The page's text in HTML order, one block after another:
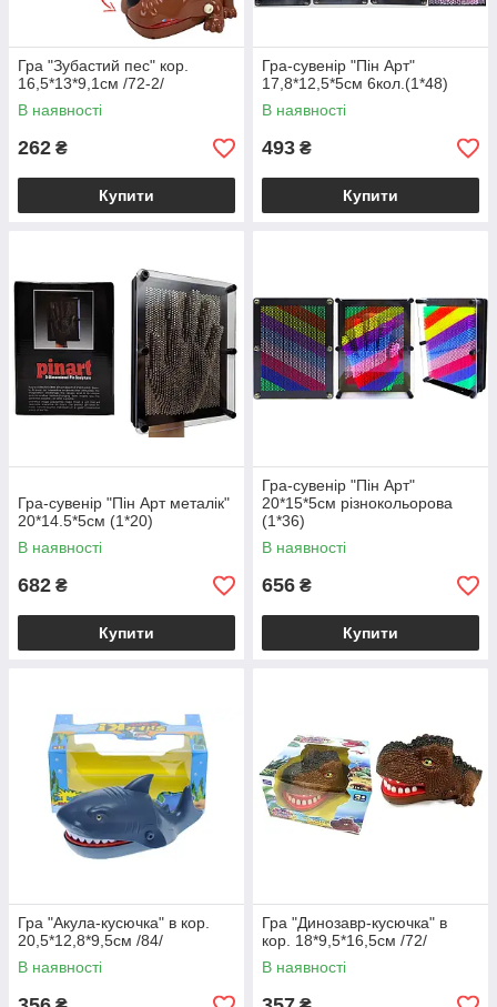
Гра "Зубастий пес" кор.
16,5*13*9,1см /72-2/
В наявності
262 ₴
Купити
Гра-сувенір "Пін Арт"
17,8*12,5*5см 6кол.(1*48)
В наявності
493 ₴
Купити
Гра-сувенір "Пін Арт металік"
20*14.5*5см (1*20)
В наявності
682 ₴
Купити
Гра-сувенір "Пін Арт"
20*15*5см різнокольорова
(1*36)
В наявності
656 ₴
Купити
Гра "Акула-кусючка" в кор.
20,5*12,8*9,5см /84/
В наявності
Гра "Динозавр-кусючка" в
кор. 18*9,5*16,5см /72/
В наявності